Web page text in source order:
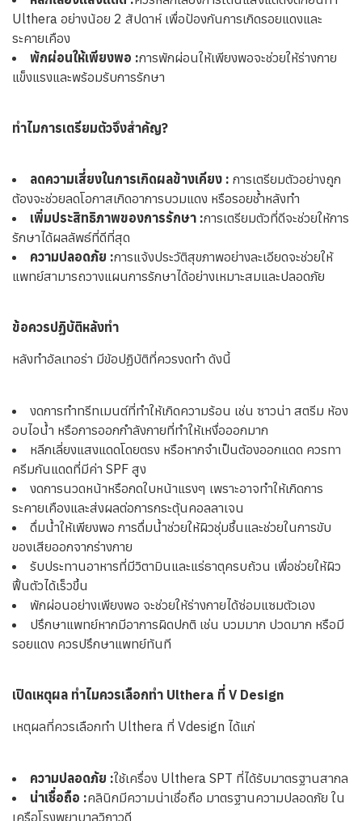
Ulthera อย่างน้อย 2 สัปดาห์ เพื่อป้องกันการเกิดรอยแดงและ
ระคายเคือง
พักผ่อนให้เพียงพอ :การพักผ่อนให้เพียงพอจะช่วยให้ร่างกาย
แข็งแรงและพร้อมรับการรักษา
ทำไมการเตรียมตัวจึงสำคัญ?
ลดความเสี่ยงในการเกิดผลข้างเคียง : การเตรียมตัวอย่างถูก
ต้องจะช่วยลดโอกาสเกิดอาการบวมแดง หรือรอยช้ำหลังทำ
เพิ่มประสิทธิภาพของการรักษา :การเตรียมตัวที่ดีจะช่วยให้การ
รักษาได้ผลลัพธ์ที่ดีที่สุด
ความปลอดภัย :การแจ้งประวัติสุขภาพอย่างละเอียดจะช่วยให้
แพทย์สามารถวางแผนการรักษาได้อย่างเหมาะสมและปลอดภัย
ข้อควรปฏิบัติหลังทำ
หลังทำอัลเทอร่า มีข้อปฏิบัติที่ควรงดทำ ดังนี้
งดการทำทรีทเมนต์ที่ทำให้เกิดความร้อน เช่น ซาวน่า สตรีม ห้อง
อบไอน้ำ หรือการออกกำลังกายที่ทำให้เหงื่อออกมาก
หลีกเลี่ยงแสงแดดโดยตรง หรือหากจำเป็นต้องออกแดด ควรทา
ครีมกันแดดที่มีค่า SPF สูง
งดการนวดหน้าหรือกดใบหน้าแรงๆ เพราะอาจทำให้เกิดการ
ระคายเคืองและส่งผลต่อการกระตุ้นคอลลาเจน
ดื่มน้ำให้เพียงพอ การดื่มน้ำช่วยให้ผิวชุ่มชื้นและช่วยในการขับ
ของเสียออกจากร่างกาย
รับประทานอาหารที่มีวิตามินและแร่ธาตุครบถ้วน เพื่อช่วยให้ผิว
ฟื้นตัวได้เร็วขึ้น
พักผ่อนอย่างเพียงพอ จะช่วยให้ร่างกายได้ซ่อมแซมตัวเอง
ปรึกษาแพทย์หากมีอาการผิดปกติ เช่น บวมมาก ปวดมาก หรือมี
รอยแดง ควรปรึกษาแพทย์ทันที
เปิดเหตุผล ทำไมควรเลือกทำ Ulthera ที่ V Design
เหตุผลที่ควรเลือกทำ Ulthera ที่ Vdesign ได้แก่
ความปลอดภัย :ใช้เครื่อง Ulthera SPT ที่ได้รับมาตรฐานสากล
น่าเชื่อถือ :คลินิกมีความน่าเชื่อถือ มาตรฐานความปลอดภัย ใน
เครือโรงพยาบาลวิภาวดี